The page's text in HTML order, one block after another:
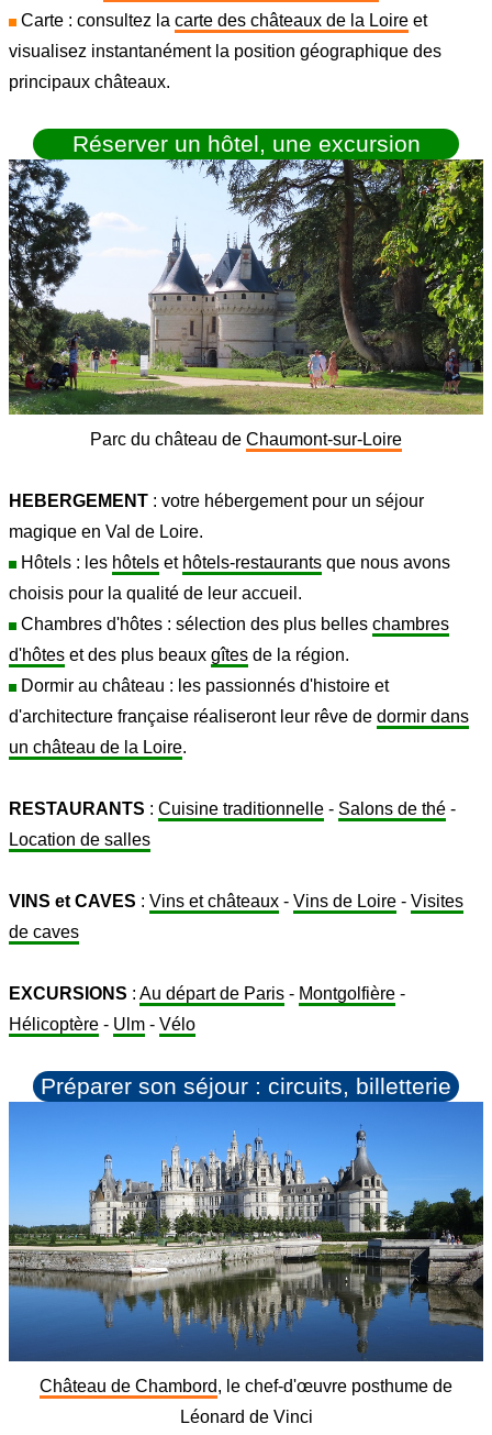
Carte : consultez la carte des châteaux de la Loire et
visualisez instantanément la position géographique des
principaux châteaux.
Réserver un hôtel, une excursion
Parc du château de Chaumont-sur-Loire
HEBERGEMENT : votre hébergement pour un séjour
magique en Val de Loire.
Hôtels : les hôtels et hôtels-restaurants que nous avons
choisis pour la qualité de leur accueil.
Chambres d'hôtes : sélection des plus belles chambres
d'hôtes et des plus beaux gîtes de la région.
Dormir au château : les passionnés d'histoire et
d'architecture française réaliseront leur rêve de dormir dans
un château de la Loire.
RESTAURANTS : Cuisine traditionnelle - Salons de thé -
Location de salles
VINS et CAVES : Vins et châteaux - Vins de Loire - Visites
de caves
EXCURSIONS : Au départ de Paris - Montgolfière -
Hélicoptère - Ulm - Vélo
Préparer son séjour : circuits, billetterie
Château de Chambord, le chef-d'œuvre posthume de
Léonard de Vinci